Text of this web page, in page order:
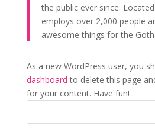
the public ever since.
employs over 2,000 people
awesome things for the
As a new WordPress user, you
dashboard to delete this page
for your content. Have fun!